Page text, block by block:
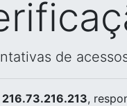
de
216.73.216.213,